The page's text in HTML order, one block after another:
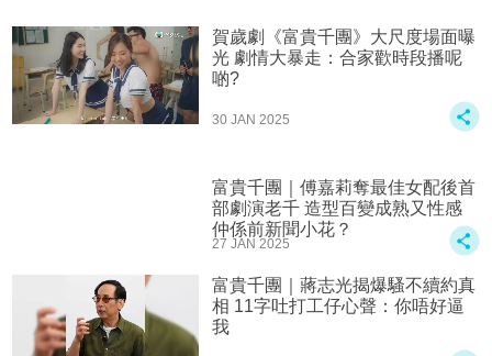
賀歲劇《富貴千團》大尺度場面曝
光 劇情大暴走：合家歡時段播呢
啲?
30 JAN 2025
富貴千團｜傅嘉莉奪最佳女配後首
部劇演老千 造型百變成熟又性感
仲係前新聞小花？
27 JAN 2025
富貴千團｜蔣志光揭爆騷不續約真
相 11字吐打工仔心聲：你唔好逼
我